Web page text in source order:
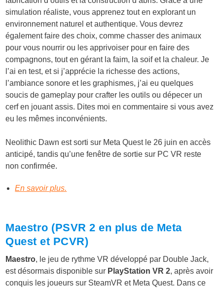
simulation réaliste, vous apprenez tout en explorant un
environnement naturel et authentique. Vous devrez
également faire des choix, comme chasser des animaux
pour vous nourrir ou les apprivoiser pour en faire des
compagnons, tout en gérant la faim, la soif et la chaleur. Je
l’ai en test, et si j’apprécie la richesse des actions,
l’ambiance sonore et les graphismes, j’ai eu quelques
soucis de gameplay pour crafter les outils ou dépecer un
cerf en jouant assis. Dites moi en commentaire si vous avez
eu les mêmes inconvénients.
Neolithic Dawn est sorti sur Meta Quest le 26 juin en accès
anticipé, tandis qu’une fenêtre de sortie sur PC VR reste
non confirmée.
En savoir plus.
Maestro (PSVR 2 en plus de Meta
Quest et PCVR)
Maestro, le jeu de rythme VR développé par Double Jack,
est désormais disponible sur PlayStation VR 2, après avoir
conquis les joueurs sur SteamVR et Meta Quest. Dans ce